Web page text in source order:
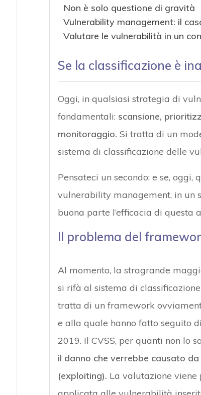
Non è solo questione di gravità
Vulnerability management: il
Valutare le vulnerabilità in un
Se la classificazione è
Oggi, in qualsiasi strategia di
fondamentali: scansione,
monitoraggio. Si tratta di un
sistema di classificazione delle
Pensateci un secondo: e se, oggi,
vulnerability management, in un
buona parte l’efficacia di questa
Il problema del
Al momento, la stragrande
si rifà al sistema di
tratta di un framework
e alla quale hanno fatto seguito
2019. Il CVSS, per quanti non lo
il danno che verrebbe causato
(exploiting). La valutazione viene